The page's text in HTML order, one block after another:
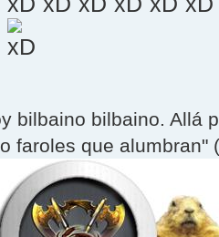
bilbaino bilbaino. Allá
faroles que alumbran"